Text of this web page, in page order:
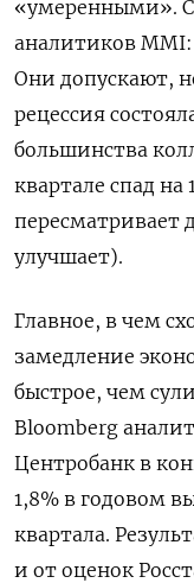
«умеренными».
аналитиков
Они допускают,
рецессия
большинства
квартале спад
пересматривает
улучшает).
Главное, в чем
замедление
быстрое, чем
Bloomberg
Центробанк в
1,8% в годовом
квартала.
и от оценок